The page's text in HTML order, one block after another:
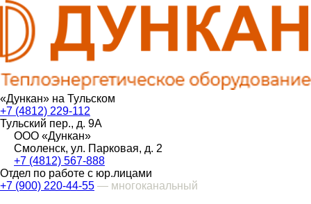
«Дункан» на Тульском
+7 (4812) 229-112
Тульский пер., д. 9А
ООО «Дункан»
Смоленск, ул. Парковая, д. 2
+7 (4812) 567-888
Отдел по работе с юр.лицами
+7 (900) 220-44-55 — многоканальный